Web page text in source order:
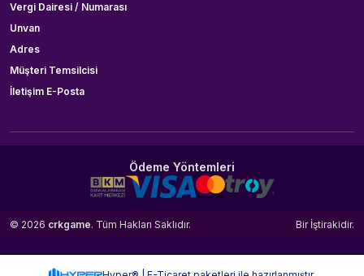
Vergi Dairesi / Numarası
Unvan
Adres
Müşteri Temsilcisi
İletişim E-Posta
Ödeme Yöntemleri
© 2026 crkgame. Tüm Hakları Saklıdır. Bir İştirakidir.